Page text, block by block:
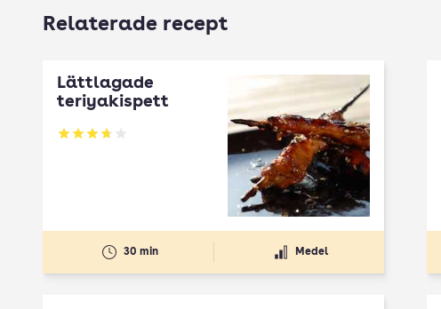
Relaterade recept
Lättlagade
teriyakispett
Betyg: 3.72 av 5
30 min Medel